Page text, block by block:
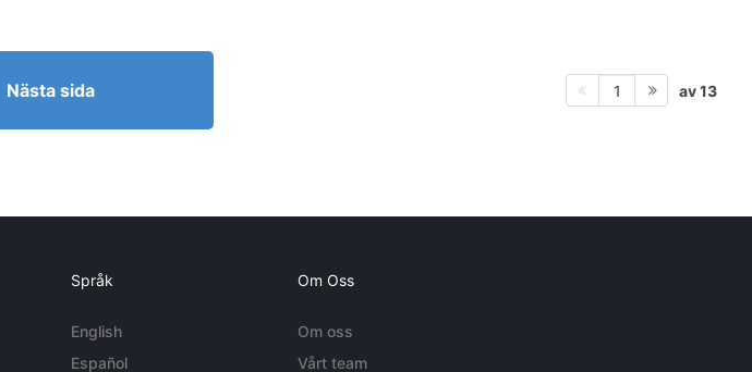
Nästa sida 1 av 13
Språk
English
Español
Om Oss
Om oss
Vårt team